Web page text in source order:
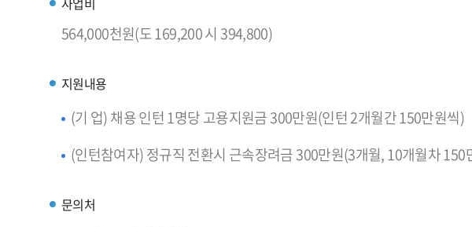
564,000천원(도 169,200 시 394,800)
지원내용
(기 업) 채용 인턴 1명당 고용지원금 300만원(인턴 2개월간 150만원씩)
(인턴참여자) 정규직 전환시 근속장려금 300만원(3개월, 10개월차 150
문의처